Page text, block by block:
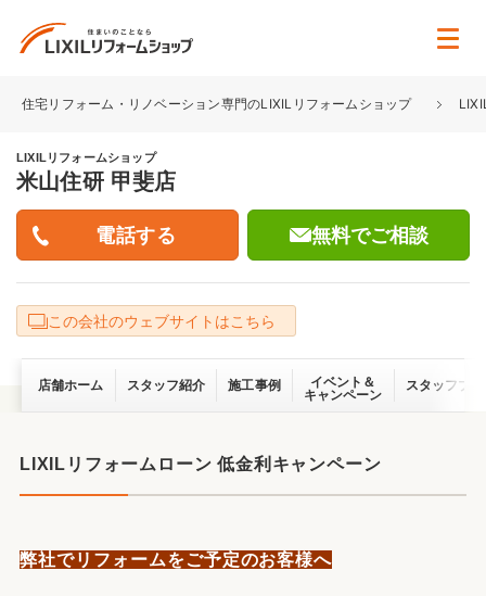
住宅リフォーム・リノベーション専門のLIXILリフォームショップ
LIXILリフォームショップ
米山住研 甲斐店
無料でご相談
この会社のウェブサイトはこちら
店舗ホーム スタッフ紹介 施工事例
イベント＆
キャンペーン
スタッフブ
LIXILリフォームローン 低金利キャンペーン
弊社でリフォームをご予定のお客様へ